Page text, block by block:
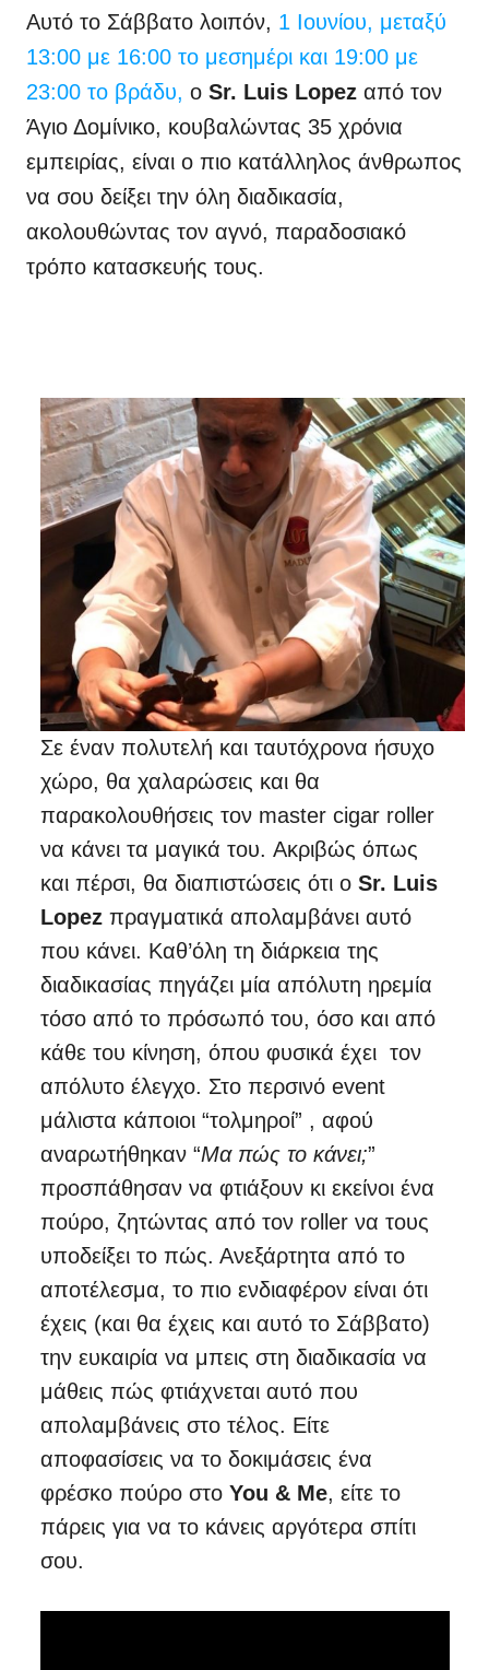
Αυτό το Σάββατο λοιπόν, 1 Ιουνίου, μεταξύ
13:00 με 16:00 το μεσημέρι και 19:00 με
23:00 το βράδυ​, ο Sr. Luis Lopez από τον
Άγιο Δομίνικο, κουβαλώντας 35 χρόνια
εμπειρίας, είναι ο πιο κατάλληλος άνθρωπος
να σου δείξει την όλη διαδικασία,
ακολουθώντας τον αγνό, παραδοσιακό
τρόπο κατασκευής τους.
Σε έναν πολυτελή και ταυτόχρονα ήσυχο
χώρο, θα χαλαρώσεις και θα
παρακολουθήσεις τον master cigar roller
να κάνει τα μαγικά του. Ακριβώς όπως
και πέρσι, θα διαπιστώσεις ότι ο Sr. Luis
Lopez πραγματικά απολαμβάνει αυτό
που κάνει. Καθ’όλη τη διάρκεια της
διαδικασίας πηγάζει μία απόλυτη ηρεμία
τόσο από το πρόσωπό του, όσο και από
κάθε του κίνηση, όπου φυσικά έχει τον
απόλυτο έλεγχο. Στο περσινό event
μάλιστα κάποιοι “τολμηροί” , αφού
αναρωτήθηκαν “Mα πώς το κάνει;”
προσπάθησαν να φτιάξουν κι εκείνοι ένα
πούρο, ζητώντας από τον roller να τους
υποδείξει το πώς. Ανεξάρτητα από το
αποτέλεσμα, το πιο ενδιαφέρον είναι ότι
έχεις (και θα έχεις και αυτό το Σάββατο)
την ευκαιρία να μπεις στη διαδικασία να
μάθεις πώς φτιάχνεται αυτό που
απολαμβάνεις στο τέλος. Είτε
αποφασίσεις να το δοκιμάσεις ένα
φρέσκο πούρο στο You & Me, είτε το
πάρεις για να το κάνεις αργότερα σπίτι
σου.